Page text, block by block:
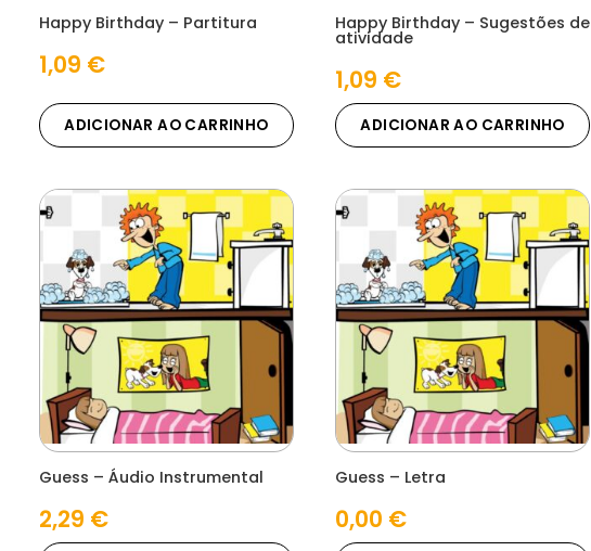
Happy Birthday – Partitura
1,09 €
ADICIONAR AO CARRINHO
Happy Birthday – Sugestões de
atividade
1,09 €
ADICIONAR AO CARRINHO
Guess – Áudio Instrumental
2,29 €
Guess – Letra
0,00 €